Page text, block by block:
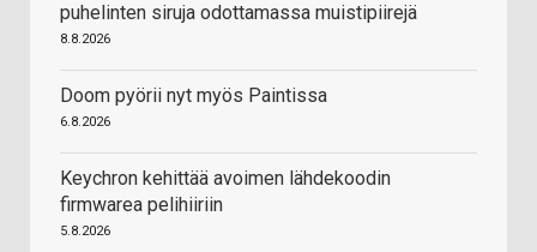
puhelinten siruja odottamassa muistipiirejä
8.8.2026
Doom pyörii nyt myös Paintissa
6.8.2026
Keychron kehittää avoimen lähdekoodin
firmwarea pelihiiriin
5.8.2026